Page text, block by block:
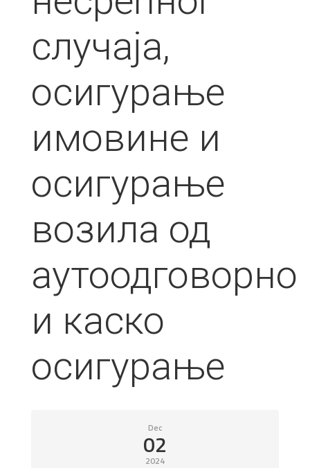
случаја,
осигурање
имовине и
осигурање
возила од
и каско
осигурање
Dec
02
2024